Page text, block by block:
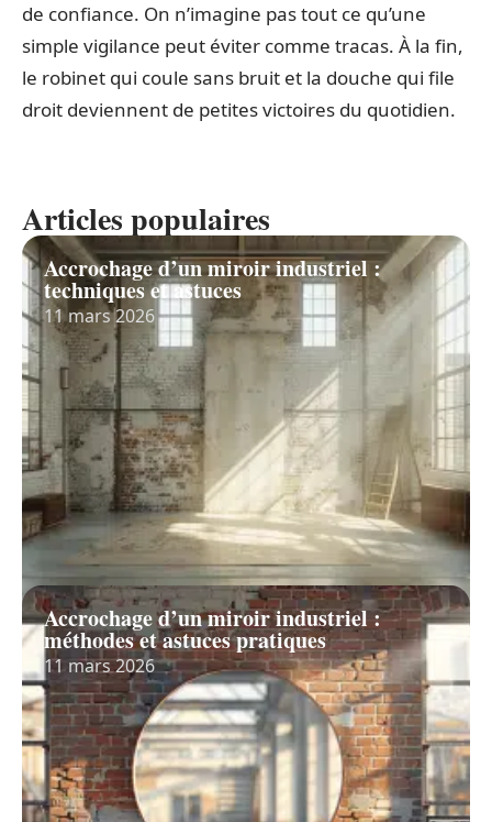
de confiance. On n’imagine pas tout ce qu’une
simple vigilance peut éviter comme tracas. À la fin,
le robinet qui coule sans bruit et la douche qui file
droit deviennent de petites victoires du quotidien.
Articles populaires
Accrochage d’un miroir industriel :
techniques et astuces
11 mars 2026
Accrochage d’un miroir industriel :
méthodes et astuces pratiques
11 mars 2026